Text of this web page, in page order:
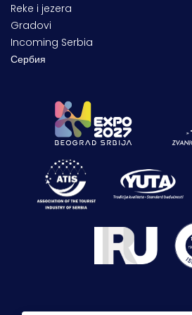
Reke i jezera
Gradovi
Incoming Serbia
Сербия